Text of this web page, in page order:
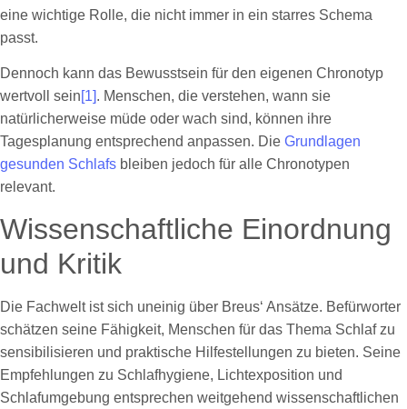
eine wichtige Rolle, die nicht immer in ein starres Schema
passt.
Dennoch kann das Bewusstsein für den eigenen Chronotyp
wertvoll sein[1]. Menschen, die verstehen, wann sie
natürlicherweise müde oder wach sind, können ihre
Tagesplanung entsprechend anpassen. Die Grundlagen
gesunden Schlafs bleiben jedoch für alle Chronotypen
relevant.
Wissenschaftliche Einordnung
und Kritik
Die Fachwelt ist sich uneinig über Breus‘ Ansätze. Befürworter
schätzen seine Fähigkeit, Menschen für das Thema Schlaf zu
sensibilisieren und praktische Hilfestellungen zu bieten. Seine
Empfehlungen zu Schlafhygiene, Lichtexposition und
Schlafumgebung entsprechen weitgehend wissenschaftlichen